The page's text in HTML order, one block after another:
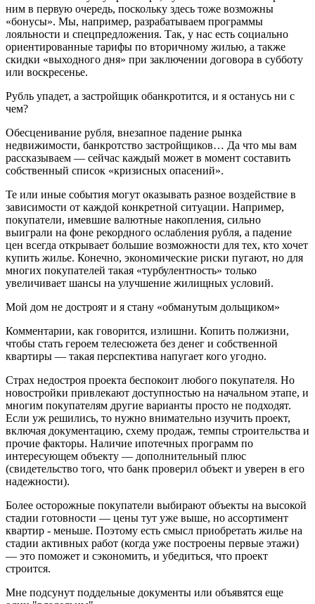
ним в первую очередь, поскольку здесь тоже возможны
«бонусы». Мы, например, разрабатываем программы
лояльности и спецпредложения. Так, у нас есть социально
ориентированные тарифы по вторичному жилью, а также
скидки «выходного дня» при заключении договора в субботу
или воскресенье.
Рубль упадет, а застройщик обанкротится, и я останусь ни с
чем?
Обесценивание рубля, внезапное падение рынка
недвижимости, банкротство застройщиков… Да что мы вам
рассказываем — сейчас каждый может в момент составить
собственный список «кризисных опасений».
Те или иные события могут оказывать разное воздействие в
зависимости от каждой конкретной ситуации. Например,
покупатели, имевшие валютные накопления, сильно
выиграли на фоне рекордного ослабления рубля, а падение
цен всегда открывает большие возможности для тех, кто хочет
купить жилье. Конечно, экономические риски пугают, но для
многих покупателей такая «турбулентность» только
увеличивает шансы на улучшение жилищных условий.
Мой дом не достроят и я стану «обманутым дольщиком»
Комментарии, как говорится, излишни. Копить полжизни,
чтобы стать героем телесюжета без денег и собственной
квартиры — такая перспектива напугает кого угодно.
Страх недостроя проекта беспокоит любого покупателя. Но
новостройки привлекают доступностью на начальном этапе, и
многим покупателям другие варианты просто не подходят.
Если уж решились, то нужно внимательно изучить проект,
включая документацию, схему продаж, темпы строительства и
прочие факторы. Наличие ипотечных программ по
интересующем объекту — дополнительный плюс
(свидетельство того, что банк проверил объект и уверен в его
надежности).
Более осторожные покупатели выбирают объекты на высокой
стадии готовности — цены тут уже выше, но ассортимент
квартир - меньше. Поэтому есть смысл приобретать жилье на
стадии активных работ (когда уже построены первые этажи)
— это поможет и сэкономить, и убедиться, что проект
строится.
Мне подсунут поддельные документы или объявятся еще